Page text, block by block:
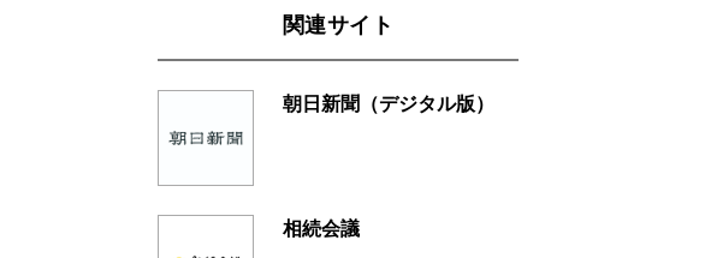
関連サイト
朝日新聞（デジタル版）
相続会議